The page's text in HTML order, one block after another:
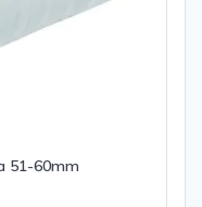
51-60mm